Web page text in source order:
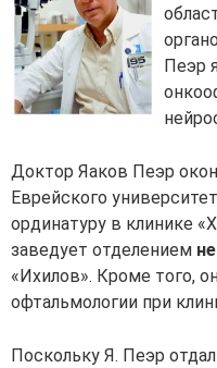
Пеэр
Доктор Яаков Пеэр
Еврейского
ординатуру в клинике
заведует отделением
«Ихилов». Кроме того,
офтальмологии при
Поскольку Я. Пеэр отдал